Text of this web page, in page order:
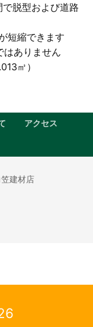
脱型および道路
短縮できます
はありません
㎥）
アクセス
建材店